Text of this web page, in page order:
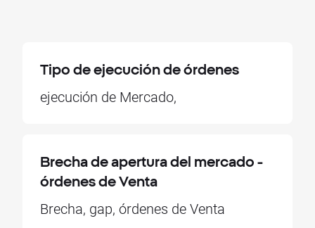
Tipo de ejecución de órdenes
ejecución de Mercado,
Brecha de apertura del mercado -
órdenes de Venta
Brecha, gap, órdenes de Venta